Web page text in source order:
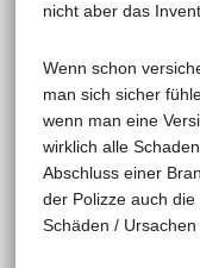
nicht aber das
Wenn schon
man sich sicher
wenn man eine
wirklich alle
Abschluss einer
der Polizze auch
Schäden /